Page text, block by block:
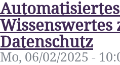
Wissenswertes
Datenschutz
Mo, 06/02/2025 -